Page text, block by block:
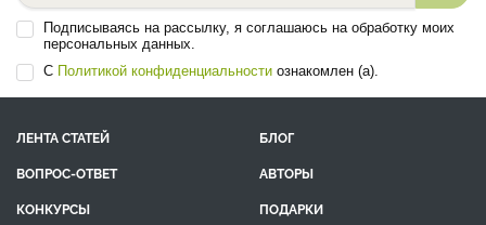
Подписываясь на рассылку, я соглашаюсь на обработку моих
персональных данных.
С Политикой конфиденциальности ознакомлен (а).
ЛЕНТА СТАТЕЙ
БЛОГ
ВОПРОС-ОТВЕТ
АВТОРЫ
КОНКУРСЫ
ПОДАРКИ